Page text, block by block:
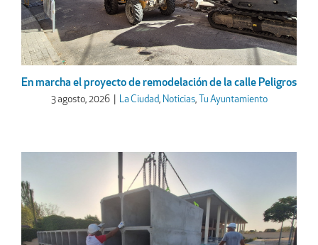
En marcha el proyecto de remodelación de la calle Peligros
3 agosto, 2026 La Ciudad, Noticias, Tu Ayuntamiento